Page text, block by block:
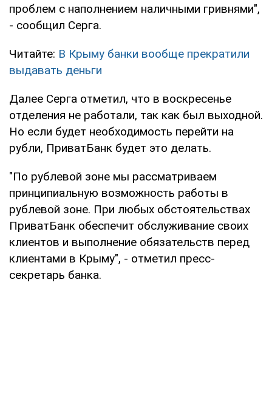
проблем с наполнением наличными гривнями",
- сообщил Серга.
Читайте: В Крыму банки вообще прекратили
выдавать деньги
Далее Серга отметил, что в воскресенье
отделения не работали, так как был выходной.
Но если будет необходимость перейти на
рубли, ПриватБанк будет это делать.
"По рублевой зоне мы рассматриваем
принципиальную возможность работы в
рублевой зоне. При любых обстоятельствах
ПриватБанк обеспечит обслуживание своих
клиентов и выполнение обязательств перед
клиентами в Крыму", - отметил пресс-
секретарь банка.